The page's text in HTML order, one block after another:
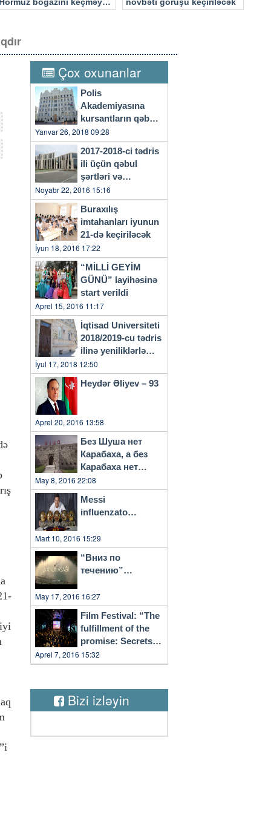
Çox oxunanlar
Polis
Akademiyasına
kursantların qəbulu
başlayıb
Yanvar 26, 2018 09:28
2017-2018-ci tədris
ili üçün qəbul
şərtləri və
qaydaları…
Noyabr 22, 2016 15:16
Buraxılış
imtahanları iyunun
21-də keçiriləcək
İyun 18, 2016 17:22
“MİLLİ GEYİM
GÜNÜ” layihəsinə
start verildi
Aprel 15, 2016 11:17
İqtisad Universiteti
2018/2019-cu tədris
ilinə yeniliklərlə
başlayacaq
İyul 17, 2018 12:50
Heydər Əliyev – 93
Aprel 20, 2016 13:58
Без Шуша нет
Карабаха, а без
Карабаха нет
Азербайджана…
May 8, 2016 22:08
Messi
influenzato…
Mart 10, 2016 15:29
“Вниз по
течению”…
May 17, 2016 16:27
Film Festival: “The
fulfillment of the
promise: Secrets
of Vilnius”
Aprel 7, 2016 15:32
Bizi izləyin